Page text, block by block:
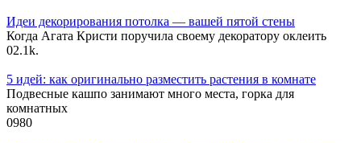
Идеи декорирования потолка — вашей пятой стены
Когда Агата Кристи поручила своему декоратору оклеить
02.1k.
5 идей: как оригинально разместить растения в комнате
Подвесные кашпо занимают много места, горка для
комнатных
0980